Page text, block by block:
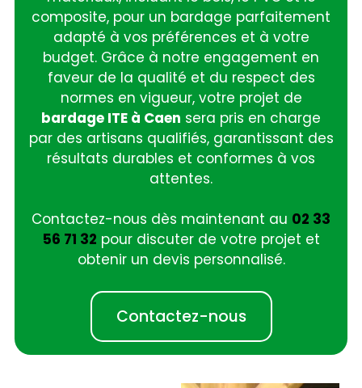
composite, pour un bardage parfaitement
adapté à vos préférences et à votre
budget. Grâce à notre engagement en
faveur de la qualité et du respect des
normes en vigueur, votre projet de
bardage ITE à Caen sera pris en charge
par des artisans qualifiés, garantissant des
résultats durables et conformes à vos
attentes.
Contactez-nous dès maintenant au 02 33
56 71 32 pour discuter de votre projet et
obtenir un devis personnalisé.
Contactez-nous